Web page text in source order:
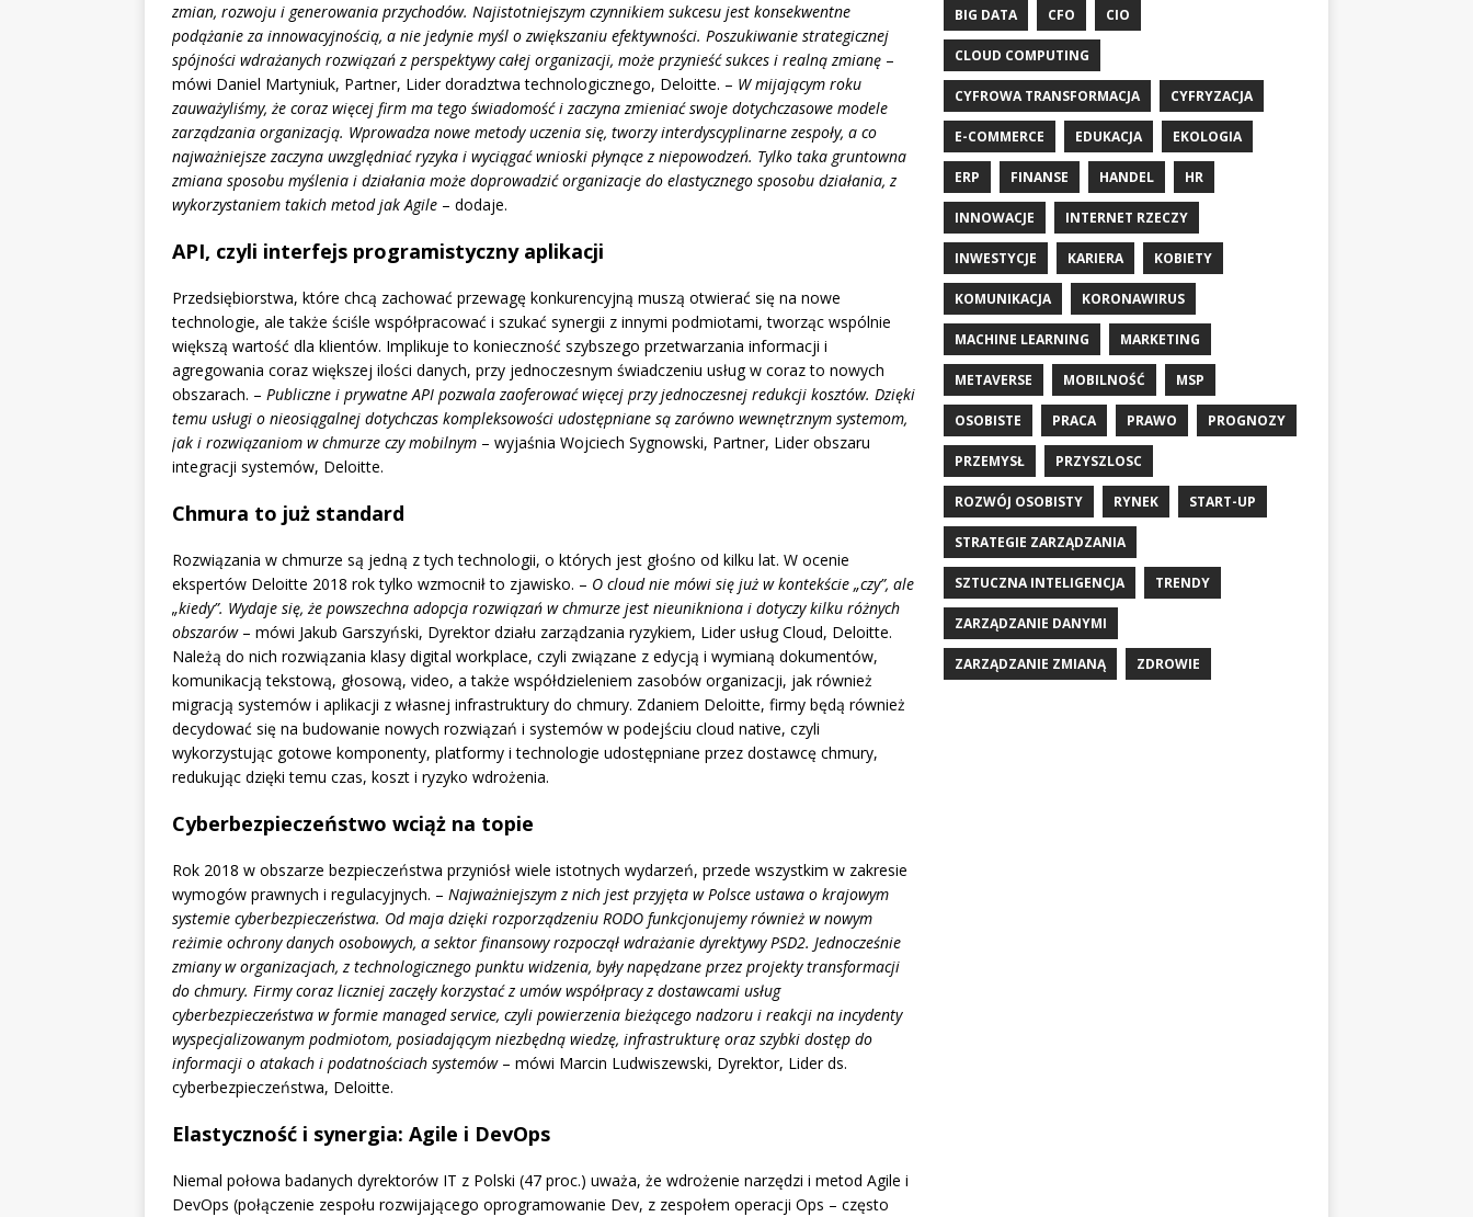
zmian, rozwoju i generowania przychodów. Najistotniejszym czynnikiem sukcesu jest konsekwentne
podążanie za innowacyjnością, a nie jedynie myśl o zwiększaniu efektywności. Poszukiwanie strategicznej
spójności wdrażanych rozwiązań z perspektywy całej organizacji, może przynieść sukces i realną zmianę –
mówi Daniel Martyniuk, Partner, Lider doradztwa technologicznego, Deloitte. – W mijającym roku
zauważyliśmy, że coraz więcej firm ma tego świadomość i zaczyna zmieniać swoje dotychczasowe modele
zarządzania organizacją. Wprowadza nowe metody uczenia się, tworzy interdyscyplinarne zespoły, a co
najważniejsze zaczyna uwzględniać ryzyka i wyciągać wnioski płynące z niepowodzeń. Tylko taka gruntowna
zmiana sposobu myślenia i działania może doprowadzić organizacje do elastycznego sposobu działania, z
wykorzystaniem takich metod jak Agile – dodaje.
API, czyli interfejs programistyczny aplikacji
Przedsiębiorstwa, które chcą zachować przewagę konkurencyjną muszą otwierać się na nowe
technologie, ale także ściśle współpracować i szukać synergii z innymi podmiotami, tworząc wspólnie
większą wartość dla klientów. Implikuje to konieczność szybszego przetwarzania informacji i
agregowania coraz większej ilości danych, przy jednoczesnym świadczeniu usług w coraz to nowych
obszarach. – Publiczne i prywatne API pozwala zaoferować więcej przy jednoczesnej redukcji kosztów. Dzięki
temu usługi o nieosiągalnej dotychczas kompleksowości udostępniane są zarówno wewnętrznym systemom,
jak i rozwiązaniom w chmurze czy mobilnym – wyjaśnia Wojciech Sygnowski, Partner, Lider obszaru
integracji systemów, Deloitte.
Chmura to już standard
Rozwiązania w chmurze są jedną z tych technologii, o których jest głośno od kilku lat. W ocenie
ekspertów Deloitte 2018 rok tylko wzmocnił to zjawisko. – O cloud nie mówi się już w kontekście „czy”, ale
„kiedy”. Wydaje się, że powszechna adopcja rozwiązań w chmurze jest nieunikniona i dotyczy kilku różnych
obszarów– mówi Jakub Garszyński, Dyrektor działu zarządzania ryzykiem, Lider usług Cloud, Deloitte.
Należą do nich rozwiązania klasy digital workplace, czyli związane z edycją i wymianą dokumentów,
komunikacją tekstową, głosową, video, a także współdzieleniem zasobów organizacji, jak również
migracją systemów i aplikacji z własnej infrastruktury do chmury. Zdaniem Deloitte, firmy będą również
decydować się na budowanie nowych rozwiązań i systemów w podejściu cloud native, czyli
wykorzystując gotowe komponenty, platformy i technologie udostępniane przez dostawcę chmury,
redukując dzięki temu czas, koszt i ryzyko wdrożenia.
Cyberbezpieczeństwo wciąż na topie
Rok 2018 w obszarze bezpieczeństwa przyniósł wiele istotnych wydarzeń, przede wszystkim w zakresie
wymogów prawnych i regulacyjnych. – Najważniejszym z nich jest przyjęta w Polsce ustawa o krajowym
systemie cyberbezpieczeństwa. Od maja dzięki rozporządzeniu RODO funkcjonujemy również w nowym
reżimie ochrony danych osobowych, a sektor finansowy rozpoczął wdrażanie dyrektywy PSD2. Jednocześnie
zmiany w organizacjach, z technologicznego punktu widzenia, były napędzane przez projekty transformacji
do chmury. Firmy coraz liczniej zaczęły korzystać z umów współpracy z dostawcami usług
cyberbezpieczeństwa w formie managed service, czyli powierzenia bieżącego nadzoru i reakcji na incydenty
wyspecjalizowanym podmiotom, posiadającym niezbędną wiedzę, infrastrukturę oraz szybki dostęp do
informacji o atakach i podatnościach systemów– mówi Marcin Ludwiszewski, Dyrektor, Lider ds.
cyberbezpieczeństwa, Deloitte.
Elastyczność i synergia: Agile i DevOps
Niemal połowa badanych dyrektorów IT z Polski (47 proc.) uważa, że wdrożenie narzędzi i metod Agile i
DevOps (połączenie zespołu rozwijającego oprogramowanie Dev, z zespołem operacji Ops – często
BIG DATA CFO CIO
CLOUD COMPUTING
CYFROWA TRANSFORMACJA CYFRYZACJA
E-COMMERCE EDUKACJA EKOLOGIA
ERP FINANSE HANDEL HR
INNOWACJE INTERNET RZECZY
INWESTYCJE KARIERA KOBIETY
KOMUNIKACJA KORONAWIRUS
MACHINE LEARNING MARKETING
METAVERSE MOBILNOŚĆ MSP
OSOBISTE PRACA PRAWO PROGNOZY
PRZEMYSŁ PRZYSZLOSC
ROZWÓJ OSOBISTY RYNEK START-UP
STRATEGIE ZARZĄDZANIA
SZTUCZNA INTELIGENCJA TRENDY
ZARZĄDZANIE DANYMI
ZARZĄDZANIE ZMIANĄ ZDROWIE